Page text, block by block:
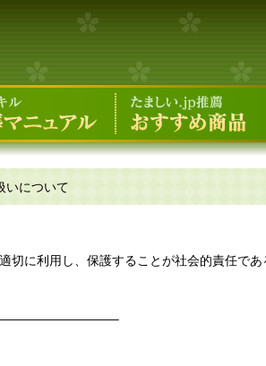
いについて
切に利用し、保護することが社会的責任で